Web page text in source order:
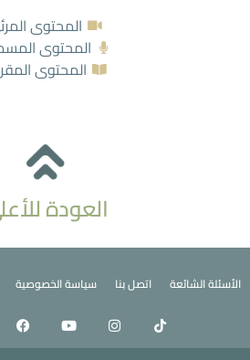
المحتوى
المحتوى
المحتوى
العودة
الأسئلة الشائعة اتصل بنا سياسة الخصوصية